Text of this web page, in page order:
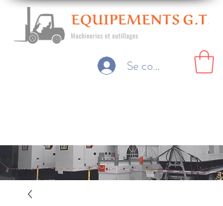
Se connecter